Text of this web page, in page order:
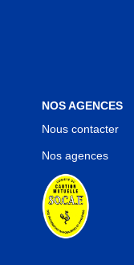
NOS AGENCES
Nous contacter
Nos agences